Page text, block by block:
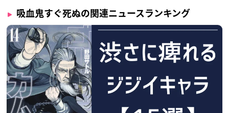
吸血鬼すぐ死ぬの関連ニュースランキング